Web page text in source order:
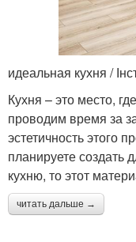
идеальная кухня /
Кухня – это место,
проводим время за
эстетичность этого
планируете создать
кухню, то этот
читать дальше →